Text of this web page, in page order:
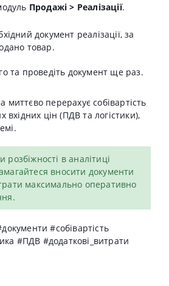
Продажі > Реалізації.
документ реалізації, за
товар.
та проведіть документ ще раз.
миттєво перерахує собівартість
вхідних цін (ПДВ та логістики),
розбіжності в аналітиці
вносити документи
максимально оперативно
#собівартість
#ПДВ #додаткові_витрати